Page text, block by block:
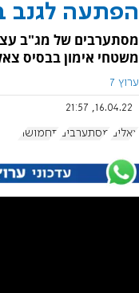
הפתעה לגנב
מסתערבים של מג"ב
משטחי אימון בבסיס
ערוץ 7
16.04.22, 21:57
צאלים מסתערבים תחמושת